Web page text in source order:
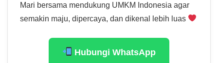
Mari bersama mendukung UMKM Indonesia agar
semakin maju, dipercaya, dan dikenal lebih luas
Hubungi WhatsApp